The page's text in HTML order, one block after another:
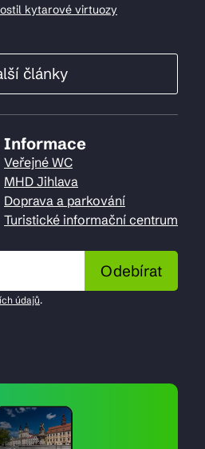
kytarové virtuozy
články
Informace
Veřejné WC
MHD Jihlava
Doprava a parkování
Turistické informační centrum
Odebírat
údajů.